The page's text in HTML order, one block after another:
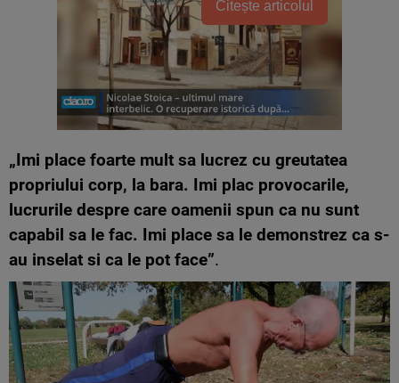
Citește articolul
„Imi place foarte mult sa lucrez cu greutatea
propriului corp, la bara. Imi plac provocarile,
lucrurile despre care oamenii spun ca nu sunt
capabil sa le fac. Imi place sa le demonstrez ca s-
au inselat si ca le pot face”.